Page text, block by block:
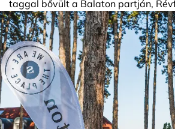
taggal bővült a Balaton partján,